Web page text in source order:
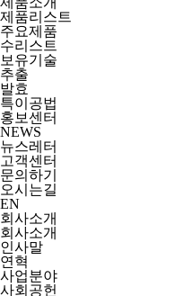
제품리스트
주요제품
수리스트
보유기술
추출
발효
특이공법
홍보센터
NEWS
뉴스레터
고객센터
문의하기
오시는길
EN
회사소개
회사소개
인사말
연혁
사업분야
사회공헌